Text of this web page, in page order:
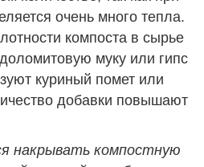
очень много тепла.
компоста в сырье
муку или гипс
куриный помет или
добавки повышают
накрывать компостную